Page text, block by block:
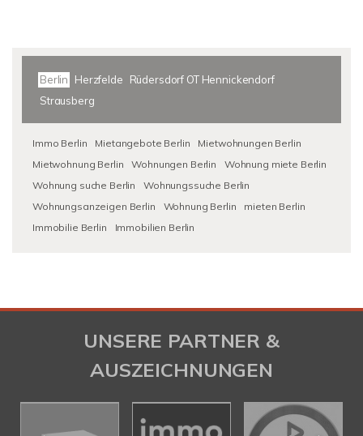
Berlin Herzfelde
Rüdersdorf OT Hennickendorf
Strausberg
Immo Berlin Mietangebote Berlin
Mietwohnungen Berlin
Mietwohnung Berlin
Wohnungen Berlin
Wohnung miete Berlin
Wohnung suche Berlin
Wohnungssuche Berlin
Wohnungsanzeigen Berlin
Wohnung Berlin
mieten Berlin
Immobilie Berlin
Immobilien Berlin
UNSERE PARTNER &
AUSZEICHNUNGEN